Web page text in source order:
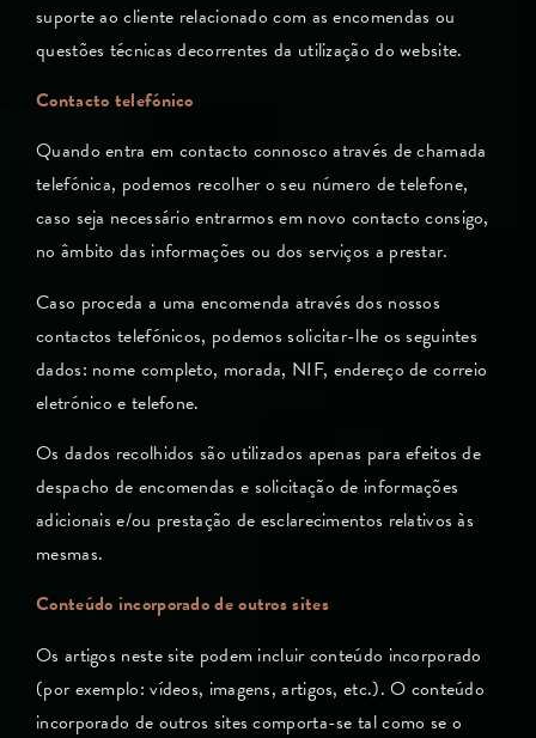
suporte ao cliente relacionado com as encomendas ou
questões técnicas decorrentes da utilização do website.
Contacto telefónico
Quando entra em contacto connosco através de chamada
telefónica, podemos recolher o seu número de telefone,
caso seja necessário entrarmos em novo contacto consigo,
no âmbito das informações ou dos serviços a prestar.
Caso proceda a uma encomenda através dos nossos
contactos telefónicos, podemos solicitar-lhe os seguintes
dados: nome completo, morada, NIF, endereço de correio
eletrónico e telefone.
Os dados recolhidos são utilizados apenas para efeitos de
despacho de encomendas e solicitação de informações
adicionais e/ou prestação de esclarecimentos relativos às
mesmas.
Conteúdo incorporado de outros sites
Os artigos neste site podem incluir conteúdo incorporado
(por exemplo: vídeos, imagens, artigos, etc.). O conteúdo
incorporado de outros sites comporta-se tal como se o